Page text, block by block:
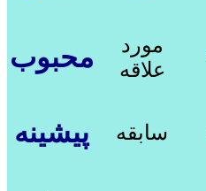
محبوب
مورد
علاقه
پیشینه سابقه